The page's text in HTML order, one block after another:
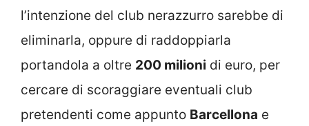
l’intenzione del club nerazzurro sarebbe di
eliminarla, oppure di raddoppiarla
portandola a oltre 200 milioni di euro, per
cercare di scoraggiare eventuali club
pretendenti come appunto Barcellona e